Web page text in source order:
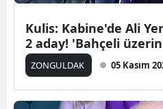
Kulis: Kabine'de Ali
2 aday! 'Bahçeli
ZONGULDAK 05 Kasım